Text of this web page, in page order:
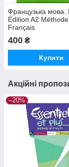
Французька мова.
Édition A2
Français
400 ₴
Купити
Акційні
–20%